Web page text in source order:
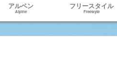
アルペン
Alpine
フリースタイル
Freestyle